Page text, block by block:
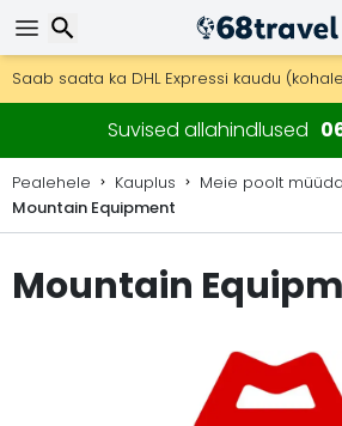
Tasuta kohaletoimetamine
Saab saata ka DHL Expressi kaudu
30 päeva tagastamiseks, 90 päeva
Suvised allahindlused
Pealehele Kauplus
Meie poolt
Mountain Equipment
Mountain Otsi